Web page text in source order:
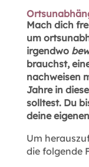
Mach dich
um
irgendwo
brauchst,
nachweisen
Jahre in
solltest. Du
deine
Um
die folgende